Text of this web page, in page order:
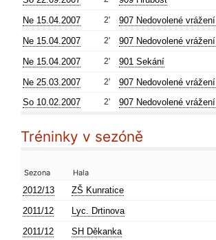
Ne 15.04.2007
2'
907 Nedovolené vrážení
Ne 15.04.2007
2'
907 Nedovolené vrážení
Ne 15.04.2007
2'
901 Sekání
Ne 25.03.2007
2'
907 Nedovolené vrážení
So 10.02.2007
2' 907 Nedovolené vrážení
Tréninky v sezóně
Sezona Hala
2012/13
ZŠ Kunratice
2011/12
Lyc. Drtinova
2011/12
SH Děkanka